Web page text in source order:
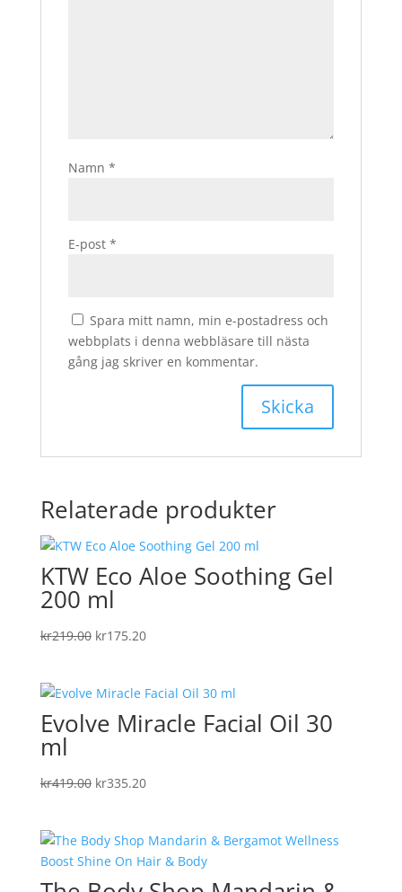
Namn *
E-post *
Spara mitt namn, min e-postadress och
webbplats i denna webbläsare till nästa
gång jag skriver en kommentar.
Relaterade produkter
KTW Eco Aloe Soothing Gel
200 ml
kr219.00 Det
var:
kr219.00.
kr175.20Det
är:
kr175.20.
Evolve Miracle Facial Oil 30
ml
kr419.00 Det
var:
kr419.00.
kr335.20Det
är:
kr335.20.